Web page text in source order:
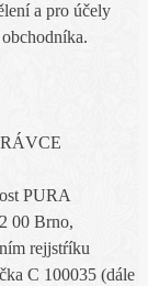
a pro účely
PURA
00 Brno,
rejjstŕíku
C 100035 (dále